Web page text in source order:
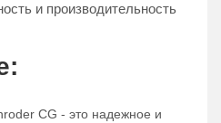
и производительность
CG - это надежное и